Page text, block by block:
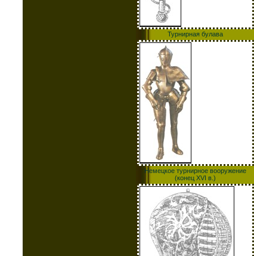
Турнирная булава
Немецкое турнирное вооружение
(конец XVI в.)